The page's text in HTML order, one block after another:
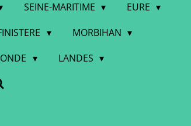
SEINE-MARITIME
EURE
MORBIHAN
LANDES